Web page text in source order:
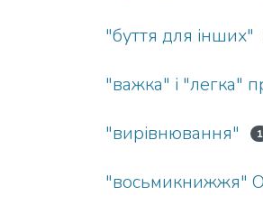
"буття для інших"
"важка" і "легка"
"вирівнювання" 1
"восьмикнижжя"